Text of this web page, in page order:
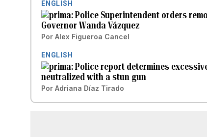
ENGLISH
Police Superintendent orders
Governor Wanda Vázquez
Por Alex Figueroa Cancel
ENGLISH
Police report determines
neutralized with a stun gun
Por Adriana Díaz Tirado